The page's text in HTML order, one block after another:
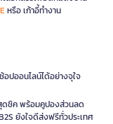
หรือ เก้าอี้ทำงาน
ปออนไลน์ได้อย่างจุใจ
ดชิค พร้อมคูปองส่วนลด
ยังใจดีส่งฟรีทั่วประเทศ